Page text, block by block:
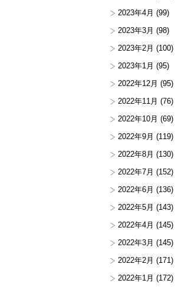
2023年4月 (99)
2023年3月 (98)
2023年2月 (100)
2023年1月 (95)
2022年12月 (95)
2022年11月 (76)
2022年10月 (69)
2022年9月 (119)
2022年8月 (130)
2022年7月 (152)
2022年6月 (136)
2022年5月 (143)
2022年4月 (145)
2022年3月 (145)
2022年2月 (171)
2022年1月 (172)